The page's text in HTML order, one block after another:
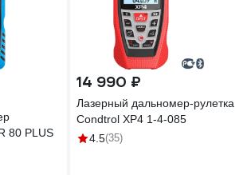
80 PLUS
14 990 ₽
Лазерный дальномер-рулетка
Condtrol XP4 1-4-085
4.5(35)